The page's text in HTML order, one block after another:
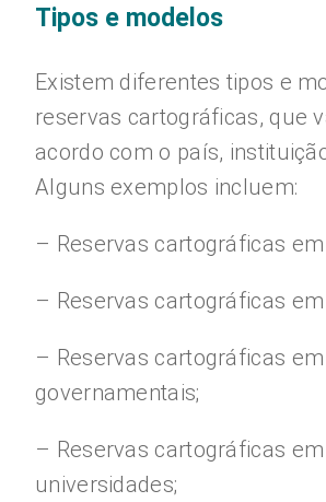
Tipos e modelos
Existem diferentes tipos e
reservas cartográficas, que
acordo com o país,
Alguns exemplos incluem:
– Reservas cartográficas
– Reservas cartográficas
– Reservas cartográficas
governamentais;
– Reservas cartográficas em
universidades;